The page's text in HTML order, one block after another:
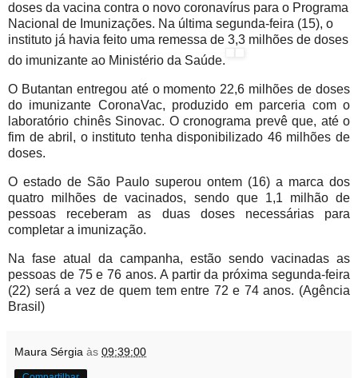
doses da vacina contra o novo coronavírus para o Programa
Nacional de Imunizações. Na última segunda-feira (15), o
instituto já havia feito uma remessa de 3,3 milhões de doses
do imunizante ao Ministério da Saúde.
O Butantan entregou até o momento 22,6 milhões de doses
do imunizante CoronaVac, produzido em parceria com o
laboratório chinês Sinovac. O cronograma prevê que, até o
fim de abril, o instituto tenha disponibilizado 46 milhões de
doses.
O estado de São Paulo superou ontem (16) a marca dos
quatro milhões de vacinados, sendo que 1,1 milhão de
pessoas receberam as duas doses necessárias para
completar a imunização.
Na fase atual da campanha, estão sendo vacinadas as
pessoas de 75 e 76 anos. A partir da próxima segunda-feira
(22) será a vez de quem tem entre 72 e 74 anos. (Agência
Brasil)
Maura Sérgia às 09:39:00